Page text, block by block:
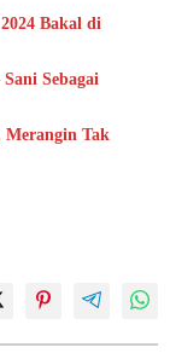
Bakal di
Sebagai
Merangin Tak